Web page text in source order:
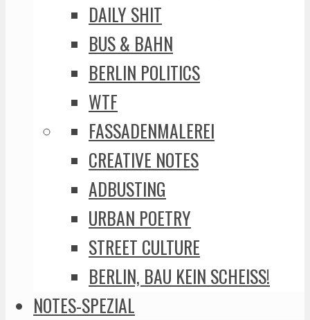
DAILY SHIT
BUS & BAHN
BERLIN POLITICS
WTF
FASSADENMALEREI
CREATIVE NOTES
ADBUSTING
URBAN POETRY
STREET CULTURE
BERLIN, BAU KEIN SCHEISS!
NOTES-SPEZIAL